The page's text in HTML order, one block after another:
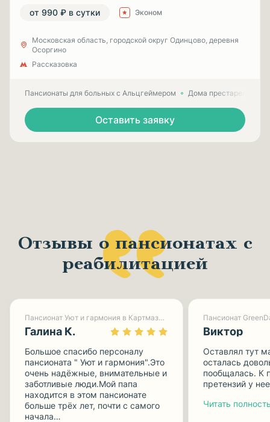
от 990 ₽ в сутки Эконом
Московская область, городской округ Одинцово, деревня
Осоргино
Рассказовка
Пансионаты для больных с Альцгеймером Дома престарелых
Оставить заявку
Отзывы о пансионатах с
реабилитацией
Пансионат Уют и гармония в Картмазово-1
Галина К.
Большое спасибо персоналу
пансионата " Уют и гармония".Это
очень надёжные, внимательные и
заботливые люди.Мой папа
находится в этом пансионате
больше трёх лет, почти с самого
начала…
Виктор
Оставлял тут
осталась
пообщалась. К
претензий у
Читать